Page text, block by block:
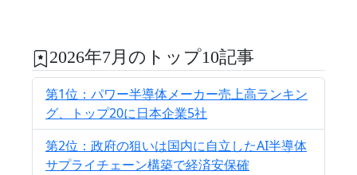
2026年7月のトップ10記事
第1位：パワー半導体メーカー売上高ランキン
グ、トップ20に日本企業5社
第2位：政府の狙いは国内に自立したAI半導体
サプライチェーン構築で経済安保確